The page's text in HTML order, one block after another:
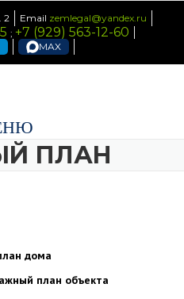
2 Email zemlegal@yandex.ru
; +7 (929) 563-12-60
MAX
ПЛАН
дома
план объекта